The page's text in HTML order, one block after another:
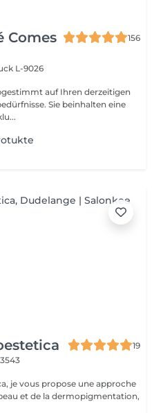
Comes
156
L-9026
auf Ihren derzeitigen
Sie beinhalten eine
19
je vous propose une approche
et de la dermopigmentation,